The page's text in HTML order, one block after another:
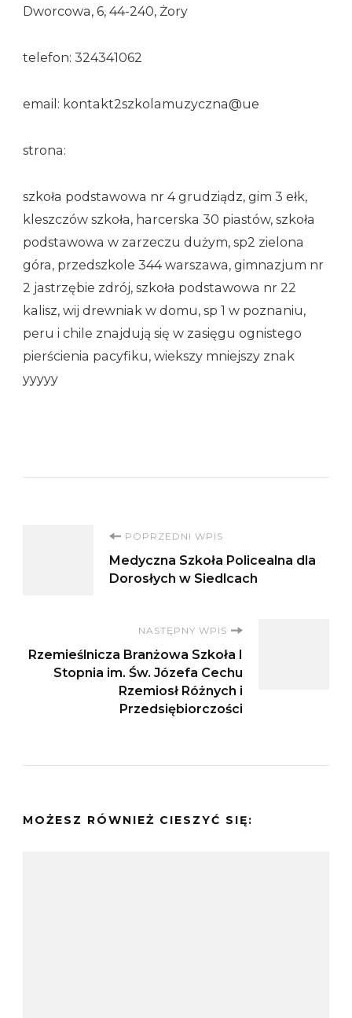
Dworcowa, 6, 44-240, Żory
telefon: 324341062
email: kontakt2szkolamuzyczna@ue
strona:
szkoła podstawowa nr 4 grudziądz, gim 3 ełk,
kleszczów szkoła, harcerska 30 piastów, szkoła
podstawowa w zarzeczu dużym, sp2 zielona
góra, przedszkole 344 warszawa, gimnazjum nr
2 jastrzębie zdrój, szkoła podstawowa nr 22
kalisz, wij drewniak w domu, sp 1 w poznaniu,
peru i chile znajdują się w zasięgu ognistego
pierścienia pacyfiku, wiekszy mniejszy znak
yyyyy
Nawigacja
wpisu
POPRZEDNI WPIS
Medyczna Szkoła Policealna dla
Dorosłych w Siedlcach
NASTĘPNY WPIS
Rzemieślnicza Branżowa Szkoła I
Stopnia im. Św. Józefa Cechu
Rzemiosł Różnych i
Przedsiębiorczości
MOŻESZ RÓWNIEŻ CIESZYĆ SIĘ: